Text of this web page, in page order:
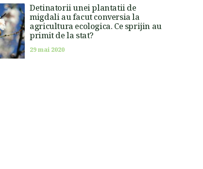
Detinatorii unei plantatii de
migdali au facut conversia la
agricultura ecologica. Ce sprijin au
primit de la stat?
29 mai 2020